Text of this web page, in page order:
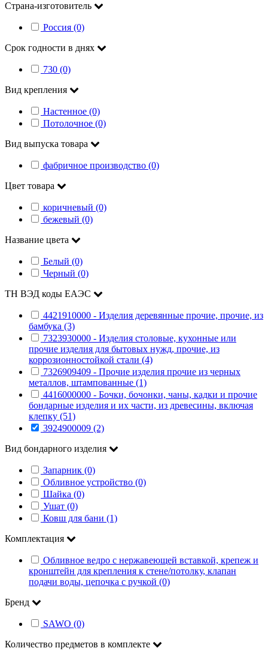
Страна-изготовитель
Россия (0)
Срок годности в днях
730 (0)
Вид крепления
Настенное (0)
Потолочное (0)
Вид выпуска товара
фабричное производство (0)
Цвет товара
коричневый (0)
бежевый (0)
Название цвета
Белый (0)
Черный (0)
ТН ВЭД коды ЕАЭС
4421910000 - Изделия деревянные прочие, прочие, из
бамбука (3)
7323930000 - Изделия столовые, кухонные или
прочие изделия для бытовых нужд, прочие, из
коррозионностойкой стали (4)
7326909409 - Прочие изделия прочие из черных
металлов, штампованные (1)
4416000000 - Бочки, бочонки, чаны, кадки и прочие
бондарные изделия и их части, из древесины, включая
клепку (51)
3924900009 (2)
Вид бондарного изделия
Запарник (0)
Обливное устройство (0)
Шайка (0)
Ушат (0)
Ковш для бани (1)
Комплектация
Обливное ведро с нержавеющей вставкой, крепеж и
кронштейн для крепления к стене/потолку, клапан
подачи воды, цепочка с ручкой (0)
Бренд
SAWO (0)
Количество предметов в комплекте